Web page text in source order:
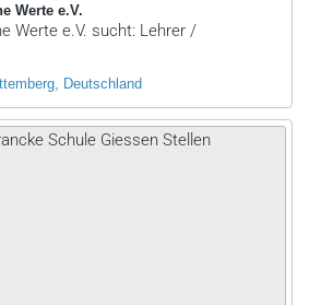
Werte e.V.
Werte e.V. sucht: Lehrer /
Deutschland